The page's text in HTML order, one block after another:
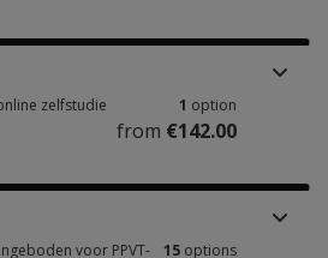
zelfstudie 1 option
from €142.00
voor PPVT-
15 options